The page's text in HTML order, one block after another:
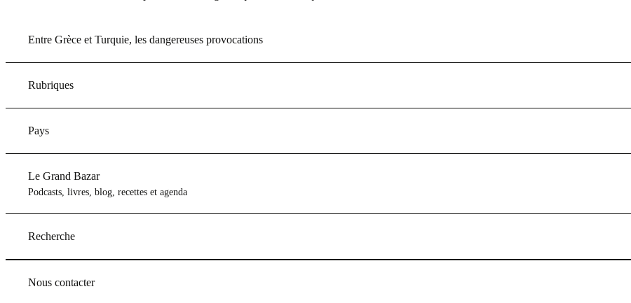
Entre Grèce et Turquie, les dangereuses provocations
Rubriques
Pays
Le Grand Bazar
Podcasts, livres, blog, recettes et agenda
Recherche
Nous contacter